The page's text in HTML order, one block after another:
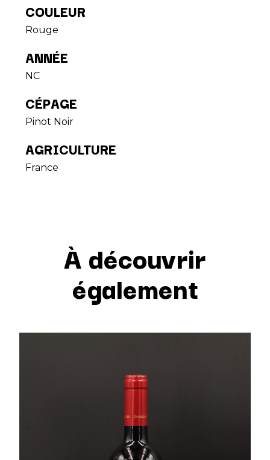
COULEUR
Rouge
ANNÉE
NC
CÉPAGE
Pinot Noir
AGRICULTURE
France
À découvrir
également